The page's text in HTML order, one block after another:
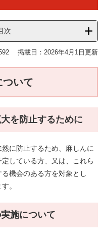
次
掲載日：2026年4月1日更新
ついて
を防止するために
に防止するため、麻しんに
している方、又は、これら
機会のある方を対象とし
。
施について